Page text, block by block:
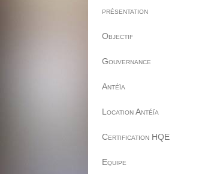
présentation
Objectif
Gouvernance
Antéïa
Location Antéïa
Certification HQE
Equipe